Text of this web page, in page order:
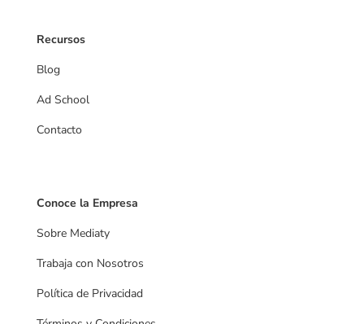
Recursos
Blog
Ad School
Contacto
Conoce la Empresa
Sobre Mediaty
Trabaja con Nosotros
Política de Privacidad